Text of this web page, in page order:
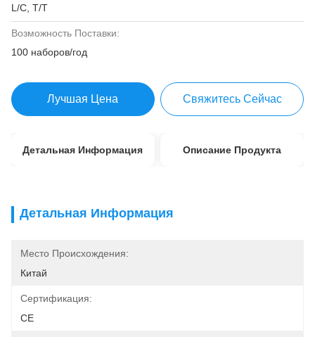
L/C, T/T
Возможность Поставки:
100 наборов/год
Лучшая Цена Свяжитесь Сейчас
Детальная Информация Описание Продукта
Детальная Информация
Место Происхождения:
Китай
Сертификация:
CE